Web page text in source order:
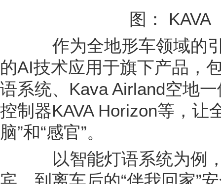
作为全地形车领域的引
的AI技术应用于旗下产品，
语系统、Kava Airland空地
控制器KAVA Horizon等，让
脑”和“感官”。
以智能灯语系统为例，
宾，到离车后的“伴我回家”
其他功能模块的智能联动，